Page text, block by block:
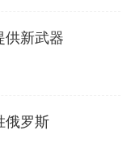
供新武器
俄罗斯